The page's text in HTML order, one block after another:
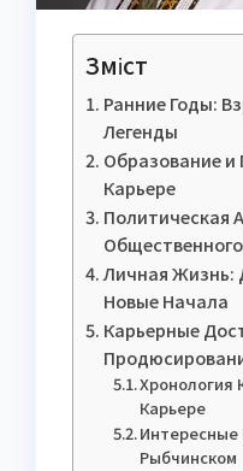
Зміст
Ранние Годы:
Легенды
Образование
Карьере
Политическая
Личная Жизнь:
Новые Начала
Карьерные
Хронология
Карьере
Интересные
Рыбчинском